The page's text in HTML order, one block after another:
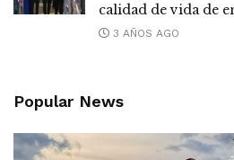
calidad de vida de
3 AÑOS AGO
Popular News